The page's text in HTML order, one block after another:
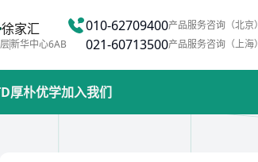
徐家汇
新华中心6AB
010-62709400产品服务咨询（北京）
021-60713500产品服务咨询（上海）
厚朴优学加入我们